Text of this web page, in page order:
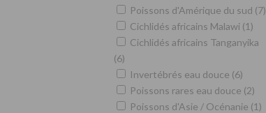
Poissons d'Amérique du sud (7)
Cichlidés africains Malawi (1)
Cichlidés africains Tanganyika
(6)
Invertébrés eau douce (6)
Poissons rares eau douce (2)
Poissons d'Asie / Océnanie (1)